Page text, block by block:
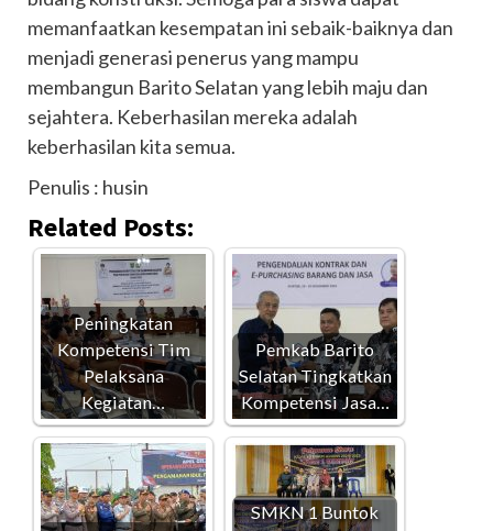
memanfaatkan kesempatan ini sebaik-baiknya dan
menjadi generasi penerus yang mampu
membangun Barito Selatan yang lebih maju dan
sejahtera. Keberhasilan mereka adalah
keberhasilan kita semua.
Penulis : husin
Related Posts:
Peningkatan
Kompetensi Tim
Pelaksana
Kegiatan…
Pemkab Barito
Selatan Tingkatkan
Kompetensi Jasa…
SMKN 1 Buntok